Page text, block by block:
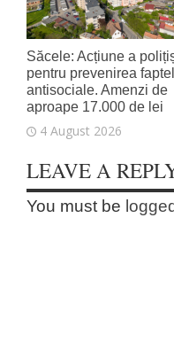
Săcele: Acțiune a
pentru prevenirea
antisociale. Amenzi de
aproape 17.000 de lei
4 August 2026
LEAVE A
You must be